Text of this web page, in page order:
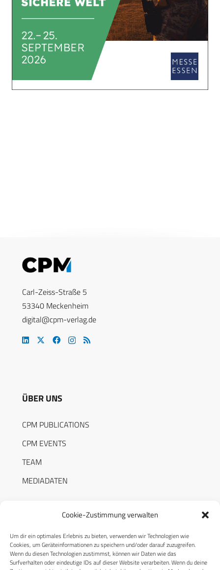
Cookie-Zustimmung verwalten
Um dir ein optimales Erlebnis zu bieten, verwenden wir Technologien wie
Cookies, um Geräteinformationen zu speichern und/oder darauf zuzugreifen.
Wenn du diesen Technologien zustimmst, können wir Daten wie das
Surfverhalten oder eindeutige IDs auf dieser Website verarbeiten. Wenn du deine
Carl-Zeiss-Straße 5
53340 Meckenheim
digital@cpm-verlag.de
ÜBER UNS
CPM PUBLICATIONS
CPM EVENTS
TEAM
MEDIADATEN
RECHTLICHES
Datenschutzerklärung